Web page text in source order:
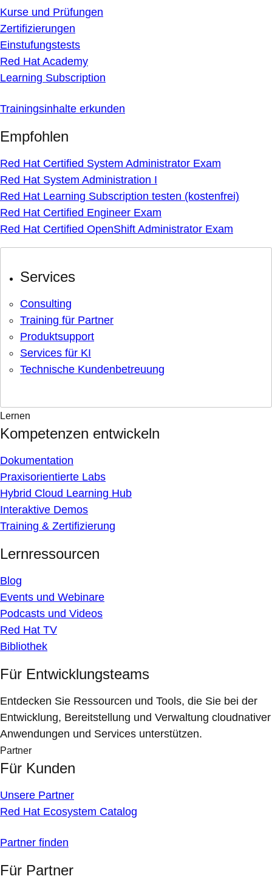
Kurse und Prüfungen
Zertifizierungen
Einstufungstests
Red Hat Academy
Learning Subscription
Trainingsinhalte erkunden
Empfohlen
Red Hat Certified System Administrator Exam
Red Hat System Administration I
Red Hat Learning Subscription testen (kostenfrei)
Red Hat Certified Engineer Exam
Red Hat Certified OpenShift Administrator Exam
Services
Consulting
Training für Partner
Produktsupport
Services für KI
Technische Kundenbetreuung
Lernen
Kompetenzen entwickeln
Dokumentation
Praxisorientierte Labs
Hybrid Cloud Learning Hub
Interaktive Demos
Training & Zertifizierung
Lernressourcen
Blog
Events und Webinare
Podcasts und Videos
Red Hat TV
Bibliothek
Für Entwicklungsteams
Entdecken Sie Ressourcen und Tools, die Sie bei der
Entwicklung, Bereitstellung und Verwaltung cloudnativer
Anwendungen und Services unterstützen.
Partner
Für Kunden
Unsere Partner
Red Hat Ecosystem Catalog
Partner finden
Für Partner